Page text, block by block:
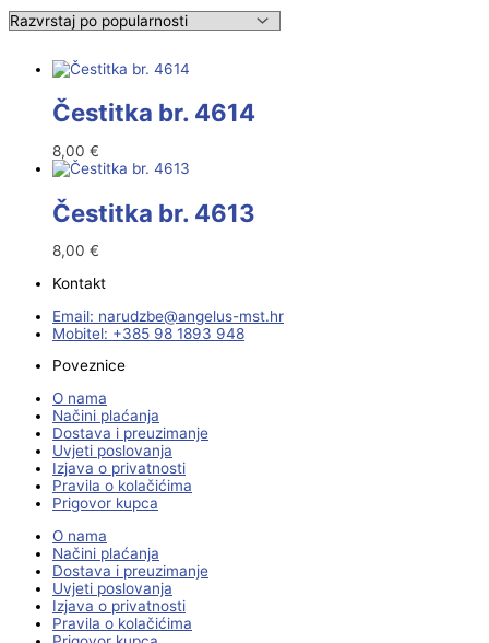
Čestitka br. 4614
8,00 €
Čestitka br. 4613
8,00 €
Kontakt
Email:
rh.tsm-sulegna
@ebzduran
Mobitel: +385 98 1893 948
Poveznice
O nama
Načini plaćanja
Dostava i preuzimanje
Uvjeti poslovanja
Izjava o privatnosti
Pravila o kolačićima
Prigovor kupca
O nama
Načini plaćanja
Dostava i preuzimanje
Uvjeti poslovanja
Izjava o privatnosti
Pravila o kolačićima